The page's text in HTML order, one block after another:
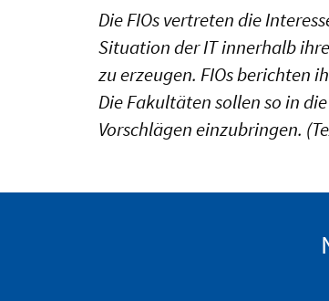
Die FIOs vertreten die
Situation der IT innerhalb
zu erzeugen. FIOs berichten
Die Fakultäten sollen so in
Vorschlägen einzubringen.